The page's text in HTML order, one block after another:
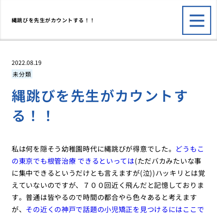
縄跳びを先生がカウントする！！
2022.08.19
未分類
縄跳びを先生がカウントす
る！！
私は何を隠そう幼稚園時代に縄跳びが得意でした。 どうもこ
の東京でも根管治療 できるといっては(ただバカみたいな事
に集中できるというだけとも言えますが(泣))ハッキリとは覚
えていないのですが、７００回近く飛んだと記憶しておりま
す。普通は皆やるので時間の都合やら色々あると考えます
が、 その近くの神戸で話題の小児矯正を見つけるにはここで